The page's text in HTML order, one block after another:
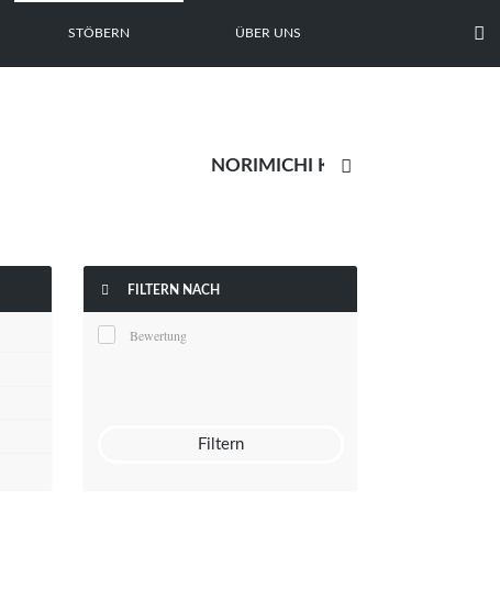
STÖBERN ÜBER UNS 

 FILTERN NACH
Bewertung
Filtern